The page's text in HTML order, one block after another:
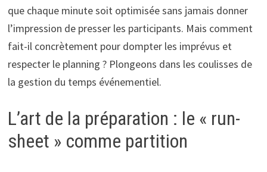
que chaque minute soit optimisée sans jamais donner
l’impression de presser les participants. Mais comment
fait-il concrètement pour dompter les imprévus et
respecter le planning ? Plongeons dans les coulisses de
la gestion du temps événementiel.
L’art de la préparation : le « run-
sheet » comme partition